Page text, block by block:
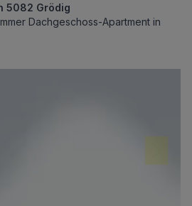
5082 Grödig
Dachgeschoss-Apartment in